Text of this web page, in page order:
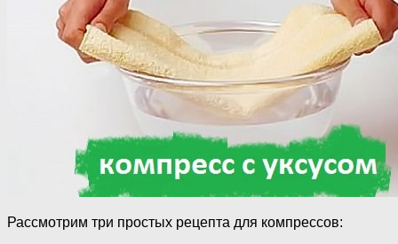
Рассмотрим три простых рецепта для компрессов: